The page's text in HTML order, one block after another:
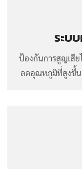
ระบ
ป้องกันการสูญเสีย
ลดอุณหภูมิที่สูงขึ้น